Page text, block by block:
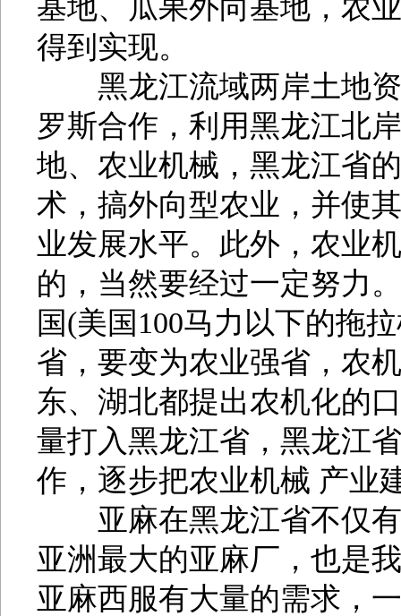
基地、瓜果外向基地，农
得到实现。
黑龙江流域两岸土地资
罗斯合作，利用黑龙江北
地、农业机械，黑龙江省
术，搞外向型农业，并使
业发展水平。此外，农业
的，当然要经过一定努力
国(美国100马力以下的拖
省，要变为农业强省，农
东、湖北都提出农机化的
量打入黑龙江省，黑龙江
作，逐步把农业机械 产业
亚麻在黑龙江省不仅有
亚洲最大的亚麻厂，也是
亚麻西服有大量的需求，